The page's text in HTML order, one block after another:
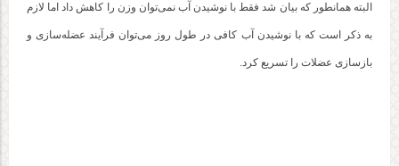
البته همانطور که بیان شد فقط با نوشیدن آب نمی‌توان وزن را کاهش داد اما لازم
به ذکر است که با نوشیدن آب کافی در طول روز می‌توان فرآیند عضله‌سازی و
بازسازی عضلات را تسریع کرد.